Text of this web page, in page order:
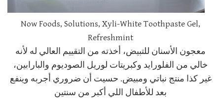
Now Foods, Solutions, Xyli-White Toothpaste Gel,
Refreshmint
معجون الأسنان للتبيض، أخذته من التقييم العالي له لأنه
خالي من الفلورايد وكبريتات لوريل الصوديوم والبارابين،
غير كذا منتج نباتي ومبيض. حسيت أن ضروري أجربه وينفع
بعد للأطفال اللي أكبر من سنتين